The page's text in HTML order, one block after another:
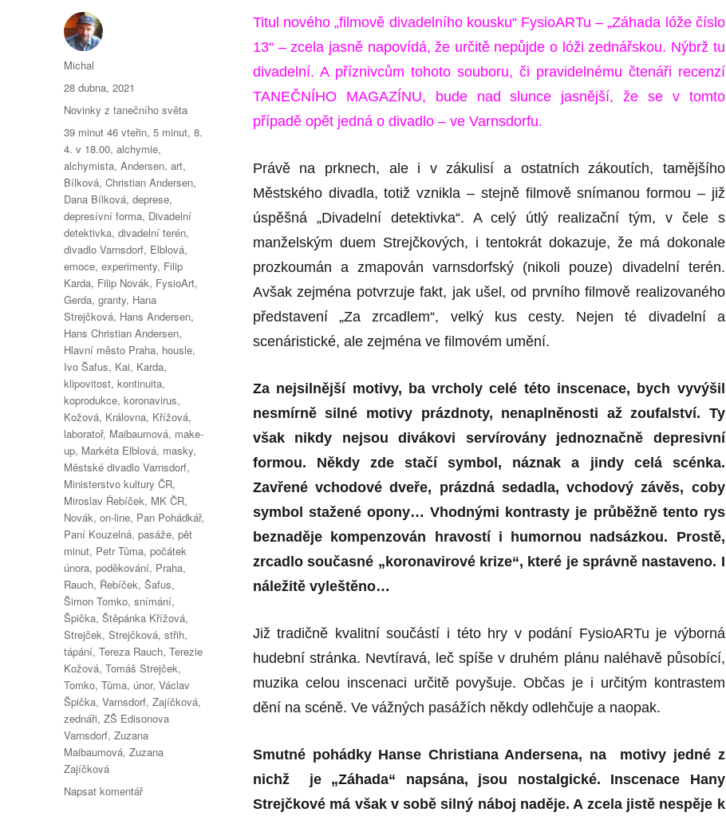
Titul nového „filmově divadelního kousku“ FysioARTu – „Záhada lóže číslo
13“ – zcela jasně napovídá, že určitě nepůjde o lóži zednářskou. Nýbrž tu
divadelní. A příznivcům tohoto souboru, či pravidelnému čtenáři recenzí
TANEČNÍHO MAGAZÍNU, bude nad slunce jasnější, že se v tomto
případě opět jedná o divadlo – ve Varnsdorfu.
Právě na prknech, ale i v zákulisí a ostatních zákoutích, tamějšího
Městského divadla, totiž vznikla – stejně filmově snímanou formou – již
úspěšná „Divadelní detektivka“. A celý útlý realizační tým, v čele s
manželským duem Strejčkových, i tentokrát dokazuje, že má dokonale
prozkoumán a zmapován varnsdorfský (nikoli pouze) divadelní terén.
Avšak zejména potvrzuje fakt, jak ušel, od prvního filmově realizovaného
představení „Za zrcadlem“, velký kus cesty. Nejen té divadelní a
scenáristické, ale zejména ve filmovém umění.
Za nejsilnější motivy, ba vrcholy celé této inscenace, bych vyvýšil
nesmírně silné motivy prázdnoty, nenaplněnosti až zoufalství. Ty
však nikdy nejsou divákovi servírovány jednoznačně depresivní
formou. Někdy zde stačí symbol, náznak a jindy celá scénka.
Zavřené vchodové dveře, prázdná sedadla, vchodový závěs, coby
symbol stažené opony… Vhodnými kontrasty je průběžně tento rys
beznaděje kompenzován hravostí i humornou nadsázkou. Prostě,
zrcadlo současné „koronavirové krize“, které je správně nastaveno. I
náležitě vyleštěno…
Již tradičně kvalitní součástí i této hry v podání FysioARTu je výborná
hudební stránka. Nevtíravá, leč spíše v druhém plánu naléhavě působící,
muzika celou inscenaci určitě povyšuje. Občas je i určitým kontrastem
dění na scéně. Ve vážných pasážích někdy odlehčuje a naopak.
Smutné pohádky Hanse Christiana Andersena, na motivy jedné z
nichž je „Záhada“ napsána, jsou nostalgické. Inscenace Hany
Strejčkové má však v sobě silný náboj naděje. A zcela jistě nespěje k
Autor:
Michal
Publikováno:
28 dubna, 2021
Rubriky:
Novinky z tanečního světa
Štítky:
39 minut 46 vteřin,5 minut,8.
4. v 18.00,alchymie,
alchymista,Andersen,art,
Bílková,Christian Andersen,
Dana Bílková,deprese,
depresívní forma, Divadelní
detektivka,divadelní terén,
divadlo Varnsdorf, Elblová,
emoce,experimenty, Filip
Karda, Filip Novák, FysioArt,
Gerda,granty, Hana
Strejčková, Hans Andersen,
Hans Christian Andersen,
Hlavní město Praha, housle,
Ivo Šafus, Kai, Karda,
klipovitost,kontinuita,
koprodukce,koronavirus,
Kožová, Královna, Křížová,
laboratoř, Maibaumová, make-
up, Markéta Elblová, masky,
Městské divadlo Varnsdorf,
Ministerstvo kultury ČR,
Miroslav Řebíček, MK ČR,
Novák,on-line, Pan Pohádkář,
Paní Kouzelná,pasáže,pět
minut, Petr Tůma,počátek
února,poděkování, Praha,
Rauch, Řebíček,Šafus,
Šimon Tomko,snímání,
Špička,Štěpánka Křížová,
Strejček,Strejčková,střih,
tápání,Tereza Rauch,Terezie
Kožová,Tomáš Strejček,
Tomko,Tůma, únor,Václav
Špička,Varnsdorf,Zajíčková,
zednáři,ZŠ Edisonova
Varnsdorf,Zuzana
Maibaumová,Zuzana
Zajíčková
Napsat komentářpro